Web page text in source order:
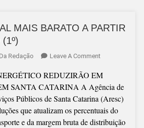
MAIS BARATO A PARTIR
Da Redação Leave A CommentOn
NATURAL
MAIS
BARATO
A
PARTIR
REDUZIRÃO EM
SANTA CATARINA A Agência de
Públicos de Santa Catarina (Aresc)
que atualizam os percentuais do
e da margem bruta de distribuição